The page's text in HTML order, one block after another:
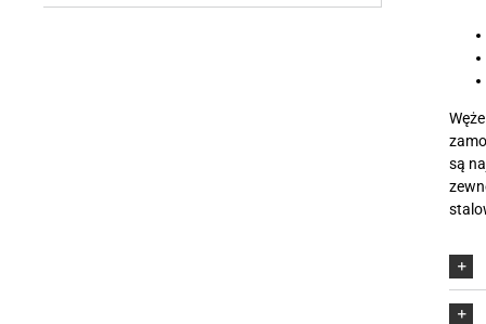
są